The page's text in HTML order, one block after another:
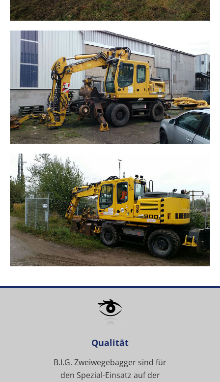
Qualität
B.I.G. Zweiwegebagger sind für
den Spezial-Einsatz auf der